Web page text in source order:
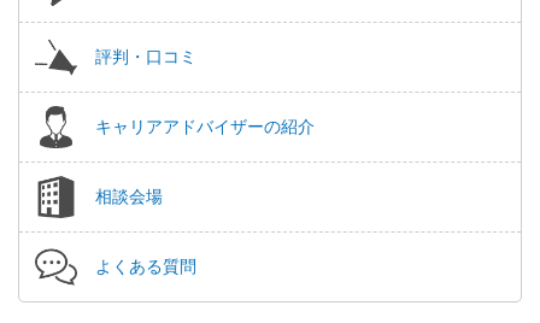
評判・口コミ
キャリアアドバイザーの紹介
相談会場
よくある質問